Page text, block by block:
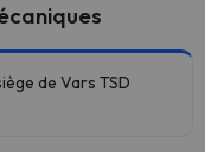
de Vars TSD